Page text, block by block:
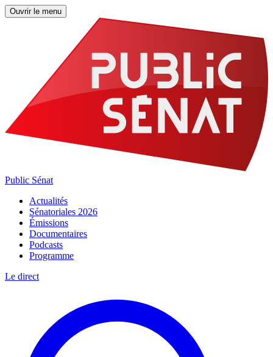
Ouvrir le menu
Public Sénat
Actualités
Sénatoriales 2026
Émissions
Documentaires
Podcasts
Programme
Le direct